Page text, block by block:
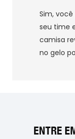
Sim,
seu time
camisa
no gelo
ENTRE